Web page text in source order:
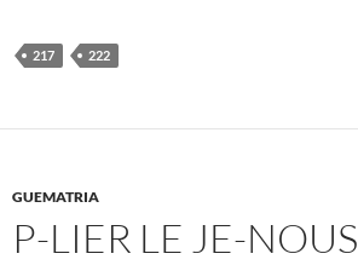
217 222
GUEMATRIA
P-LIER LE JE-NOUS